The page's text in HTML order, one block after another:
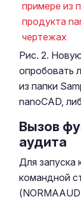
Рис. 2.
опробовать
из папки
nanoCAD,
Вызов
аудита
Для запуска
командной